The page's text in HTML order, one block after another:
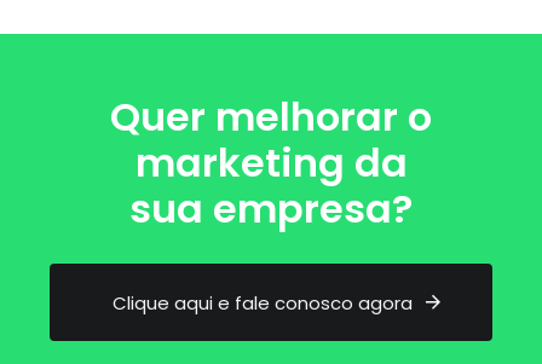
Quer melhorar o
marketing da
sua empresa?
Clique aqui e fale conosco agora